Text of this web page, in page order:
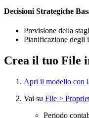
Decisioni Strategiche
Previsione della
Pianificazione degli
Crea il tuo File
Apri il modello con
Vai su File >
Periodo